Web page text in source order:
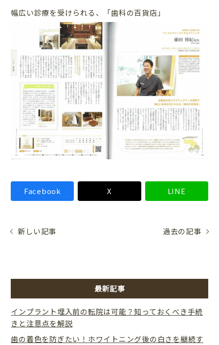
幅広い診療を受けられる、「歯科の百貨店」
Facebook X LINE
新しい記事 過去の記事
最新記事
インプラント埋入前の転院は可能？知っておくべき手続
きと注意点を解説
歯の着色を防ぎたい！ホワイトニング後の白さを継続す